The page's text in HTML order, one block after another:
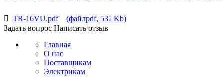
TR-16VU.pdf
(файлpdf, 532 Kb)
Задать вопрос Написать отзыв
Главная
О нас
Поставщикам
Электрикам